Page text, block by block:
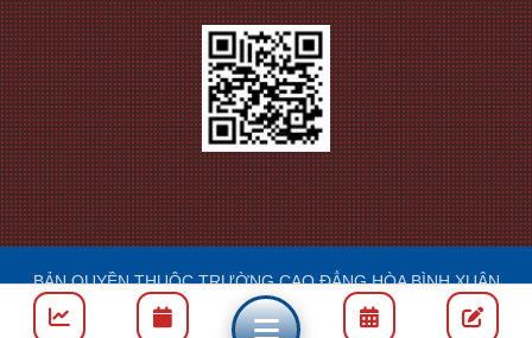
BẢN QUYỀN THUỘC TRƯỜNG CAO ĐẲNG HÒA BÌNH XUÂN
LỘC